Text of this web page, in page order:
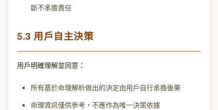
斷不承擔責任
5.3 用戶自主決策
用戶明確理解並同意：
所有基於命理解析做出的決定由用戶自行承擔後果
命理資訊僅供參考，不應作為唯一決策依據